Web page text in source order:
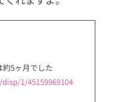
5ヶ月でした
1/45159969104